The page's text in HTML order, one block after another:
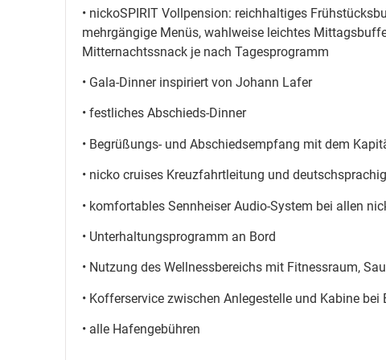
• nickoSPIRIT Vollpension: reichhaltiges
mehrgängige Menüs, wahlweise leichtes
Mitternachtssnack je nach Tagesprogramm
• Gala-Dinner inspiriert von Johann Lafer
• festliches Abschieds-Dinner
• Begrüßungs- und Abschiedsempfang mit dem
• nicko cruises Kreuzfahrtleitung und
• komfortables Sennheiser Audio-System bei allen
• Unterhaltungsprogramm an Bord
• Nutzung des Wellnessbereichs mit Fitnessraum,
• Kofferservice zwischen Anlegestelle und Kabine
• alle Hafengebühren